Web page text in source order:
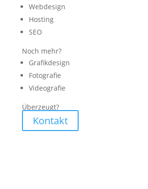
Webdesign
Hosting
SEO
Noch mehr?
Grafikdesign
Fotografie
Videografie
Überzeugt?
Kontakt